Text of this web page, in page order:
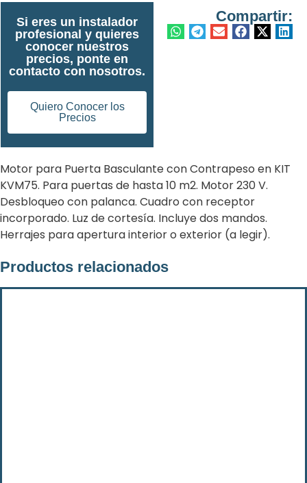
Si eres un instalador
profesional y quieres
conocer nuestros
precios, ponte en
contacto con nosotros.
Quiero Conocer los
Precios
Compartir:
Motor para Puerta Basculante con Contrapeso en KIT
KVM75. Para puertas de hasta 10 m2. Motor 230 V.
Desbloqueo con palanca. Cuadro con receptor
incorporado. Luz de cortesía. Incluye dos mandos.
Herrajes para apertura interior o exterior (a legir).
Productos relacionados